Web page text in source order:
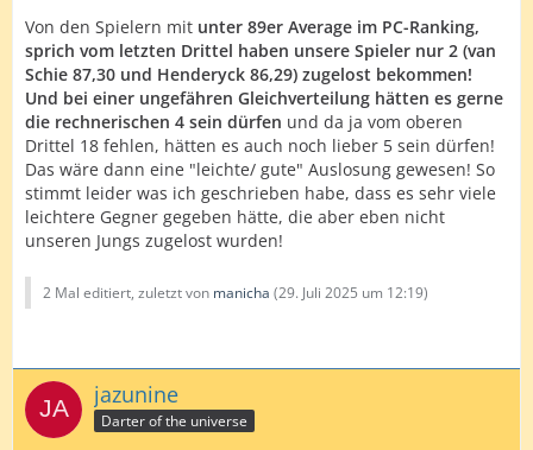
Von den Spielern mit unter 89er Average im PC-Ranking,
sprich vom letzten Drittel haben unsere Spieler nur 2 (van
Schie 87,30 und Henderyck 86,29) zugelost bekommen!
Und bei einer ungefähren Gleichverteilung hätten es gerne
die rechnerischen 4 sein dürfen und da ja vom oberen
Drittel 18 fehlen, hätten es auch noch lieber 5 sein dürfen!
Das wäre dann eine "leichte/ gute" Auslosung gewesen! So
stimmt leider was ich geschrieben habe, dass es sehr viele
leichtere Gegner gegeben hätte, die aber eben nicht
unseren Jungs zugelost wurden!
2 Mal editiert, zuletzt von manicha (29. Juli 2025 um 12:19)
jazunine
Darter of the universe